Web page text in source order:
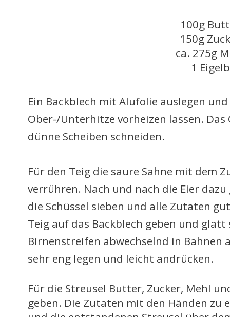
100g
150g
ca. 275g
1 Eigelb
Ein Backblech mit Alufolie auslegen
Ober-/Unterhitze vorheizen lassen.
dünne Scheiben schneiden.
Für den Teig die saure Sahne mit dem
verrühren. Nach und nach die Eier
die Schüssel sieben und alle Zutaten
Teig auf das Backblech geben und
Birnenstreifen abwechselnd in Bahnen
sehr eng legen und leicht andrücken.
Für die Streusel Butter, Zucker, Mehl
geben. Die Zutaten mit den Händen zu